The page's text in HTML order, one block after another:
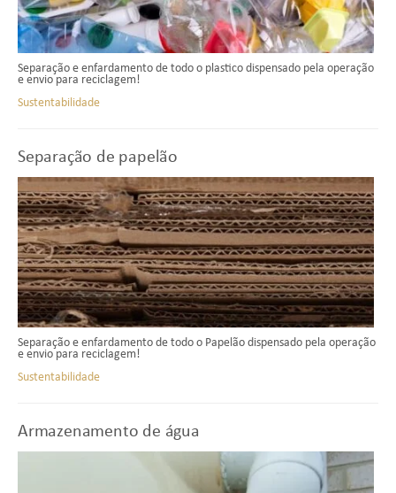
Separação e enfardamento de todo o plastico dispensado pela operação
e envio para reciclagem!
Sustentabilidade
Separação de papelão
Separação e enfardamento de todo o Papelão dispensado pela operação
e envio para reciclagem!
Sustentabilidade
Armazenamento de água